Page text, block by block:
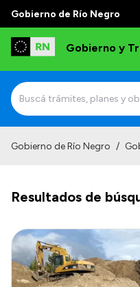
Gobierno de Río Negro
Gobierno y
Misión
Autoridades, Áreas y
Delegaciones
Normativa
Gobierno de Río Negro /
Resultados de